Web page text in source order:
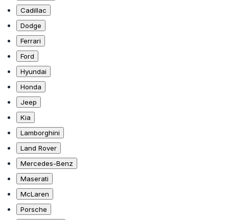
Cadillac
Dodge
Ferrari
Ford
Hyundai
Honda
Jeep
Kia
Lamborghini
Land Rover
Mercedes-Benz
Maserati
McLaren
Porsche